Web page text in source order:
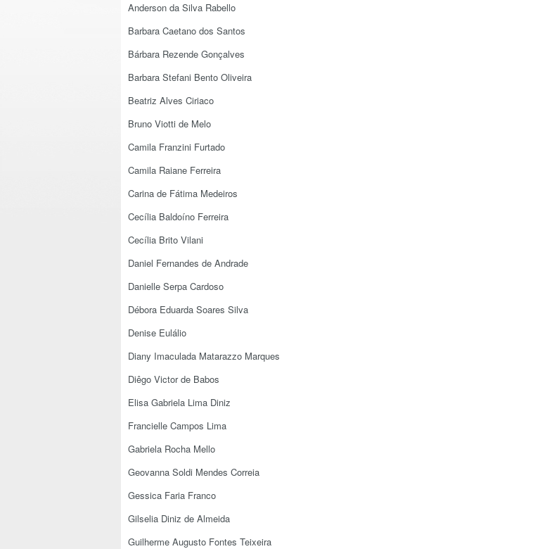
Anderson da Silva Rabello
Barbara Caetano dos Santos
Bárbara Rezende Gonçalves
Barbara Stefani Bento Oliveira
Beatriz Alves Ciriaco
Bruno Viotti de Melo
Camila Franzini Furtado
Camila Raiane Ferreira
Carina de Fátima Medeiros
Cecília Baldoíno Ferreira
Cecília Brito Vilani
Daniel Fernandes de Andrade
Danielle Serpa Cardoso
Débora Eduarda Soares Silva
Denise Eulálio
Diany Imaculada Matarazzo Marques
Diêgo Victor de Babos
Elisa Gabriela Lima Diniz
Francielle Campos Lima
Gabriela Rocha Mello
Geovanna Soldi Mendes Correia
Gessica Faria Franco
Gilselia Diniz de Almeida
Guilherme Augusto Fontes Teixeira